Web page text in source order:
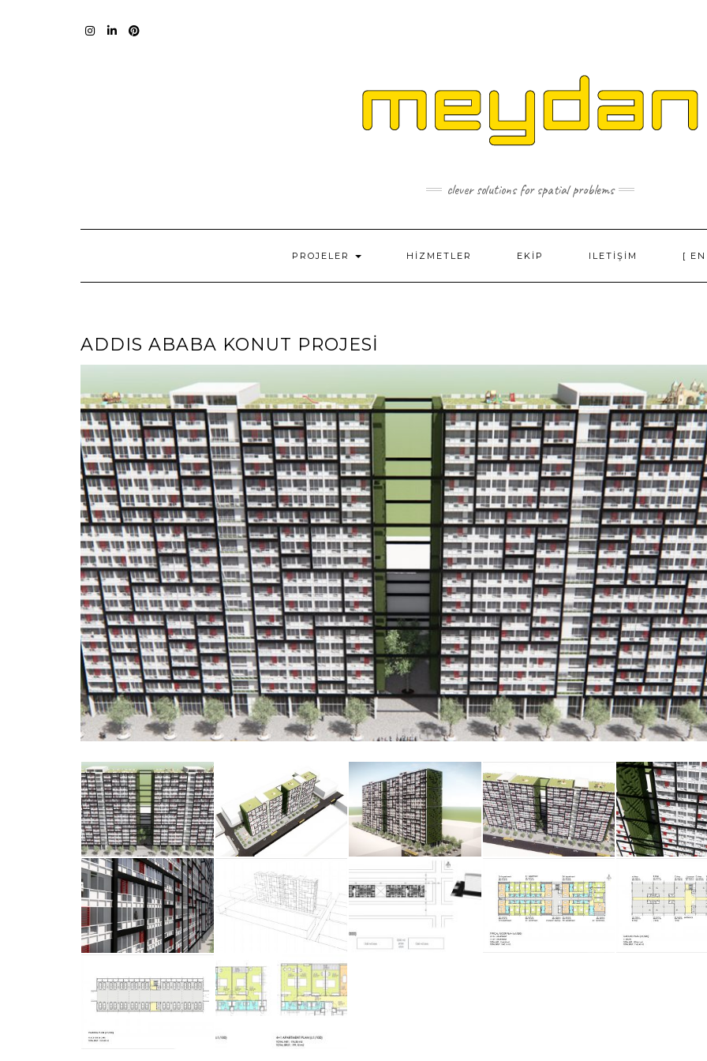
clever solutions for spatial problems
PROJELER HIZMETLER EKIP ILETIŞIM [ EN
ADDIS ABABA KONUT PROJESI